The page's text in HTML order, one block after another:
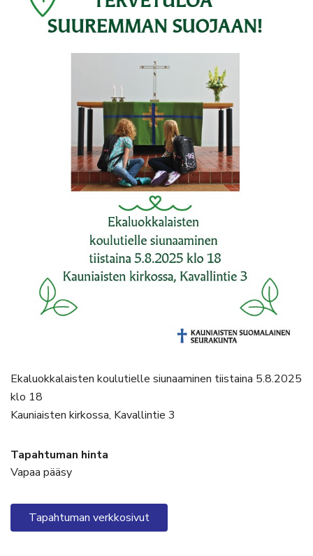
Ekaluokkalaisten koulutielle siunaaminen tiistaina 5.8.2025
klo 18
Kauniaisten kirkossa, Kavallintie 3
Tapahtuman hinta
Vapaa pääsy
Tapahtuman verkkosivut